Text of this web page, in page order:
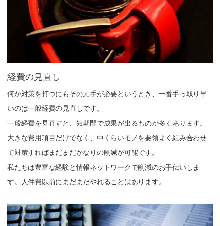
経費の見直し
何か対策を打つにもその元手が必要というとき、一番手っ取り早
いのは一般経費の見直しです。
一般経費を見直すと、短期間で成果が出るものが多くあります。
大きな費用項目だけでなく、中くらいモノを要領よく組み合わせ
て対策すればまだまだかなりの削減が可能です。
私たちは豊富な経験と情報ネットワークで削減のお手伝いしま
す。人件費以前にまだまだやれることはあります。